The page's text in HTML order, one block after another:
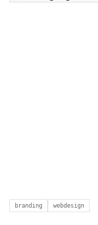
branding webdesign